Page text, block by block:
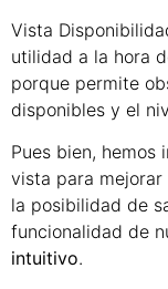
Vista
utilidad a la hora
porque permite
disponibles y el
Pues bien, hemos
vista para
la posibilidad de
funcionalidad de
intuitivo.